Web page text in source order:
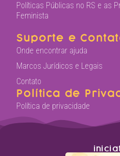
Políticas Públicas no RS e as
Feminista
Suporte e
Onde encontrar ajuda
Marcos Jurídicos e Legais
Contato
Política de
Política de privacidade